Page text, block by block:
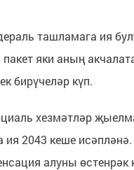
ташламага ия
яки аның
бирүчеләр күп.
хезмәтләр
ия 2043 кеше
алуны